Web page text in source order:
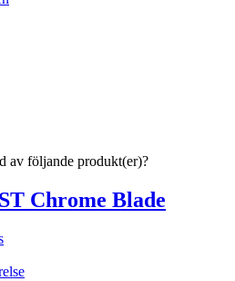
av följande produkt(er)?
Chrome Blade